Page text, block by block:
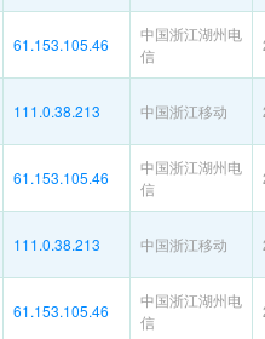
61.153.105.46
中国浙江湖州电
信
111.0.38.213 中国浙江移动
61.153.105.46
中国浙江湖州电
信
111.0.38.213 中国浙江移动
61.153.105.46
中国浙江湖州电
信